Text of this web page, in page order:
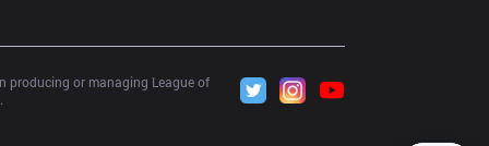
producing or managing League of